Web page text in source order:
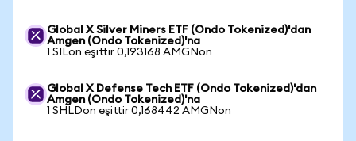
Global X Silver Miners ETF (Ondo Tokenized)'dan
Amgen (Ondo Tokenized)'na
1 SILon eşittir 0,193168 AMGNon
Global X Defense Tech ETF (Ondo Tokenized)'dan
Amgen (Ondo Tokenized)'na
1 SHLDon eşittir 0,168442 AMGNon